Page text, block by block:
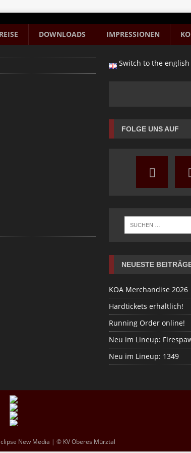
DOWNLOADS IMPRESSIONEN
Switch to the
FOLGE UNS AUF
NEUESTE
KOA Merchandise 2026
Hardtickets erhältlich!
Running Order online!
Neu im Lineup:
Neu im Lineup: 1349
New Media | © KV Oberes Mürztal